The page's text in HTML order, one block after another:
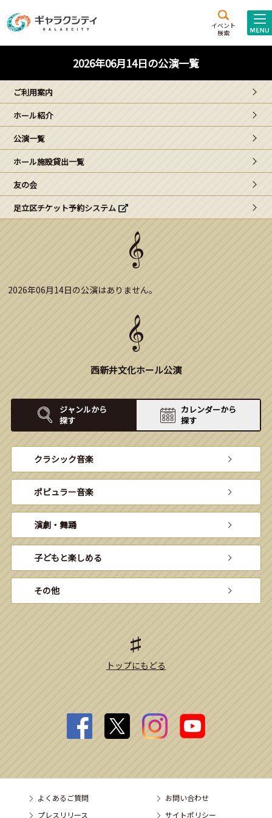
イベント
検索
施設案内
西新井
文化ホール
ギャラクシティとは
こどもみーてぃんぐ
Gがくえん
ブランドからのお知らせ
2026年06月14日の公演一覧
ご利用案内
ホール紹介
公演一覧
ホール施設貸出一覧
友の会
足立区チケット予約システム
2026年06月14日の公演はありません。
西新井文化ホール公演
ジャンルから
探す
カレンダーから
探す
クラシック音楽
ポピュラー音楽
演劇・舞踊
子どもと楽しめる
その他
トップにもどる
よくあるご質問
お問い合わせ
プレスリリース
サイトポリシー